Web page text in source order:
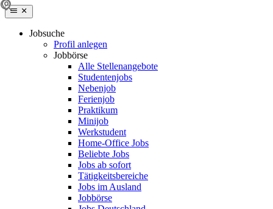
Jobsuche
Profil anlegen
Jobbörse
Alle Stellenangebote
Studentenjobs
Nebenjob
Ferienjob
Praktikum
Minijob
Werkstudent
Home-Office Jobs
Beliebte Jobs
Jobs ab sofort
Tätigkeitsbereiche
Jobs im Ausland
Jobbörse